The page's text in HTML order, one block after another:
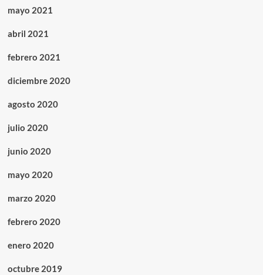
mayo 2021
abril 2021
febrero 2021
diciembre 2020
agosto 2020
julio 2020
junio 2020
mayo 2020
marzo 2020
febrero 2020
enero 2020
octubre 2019